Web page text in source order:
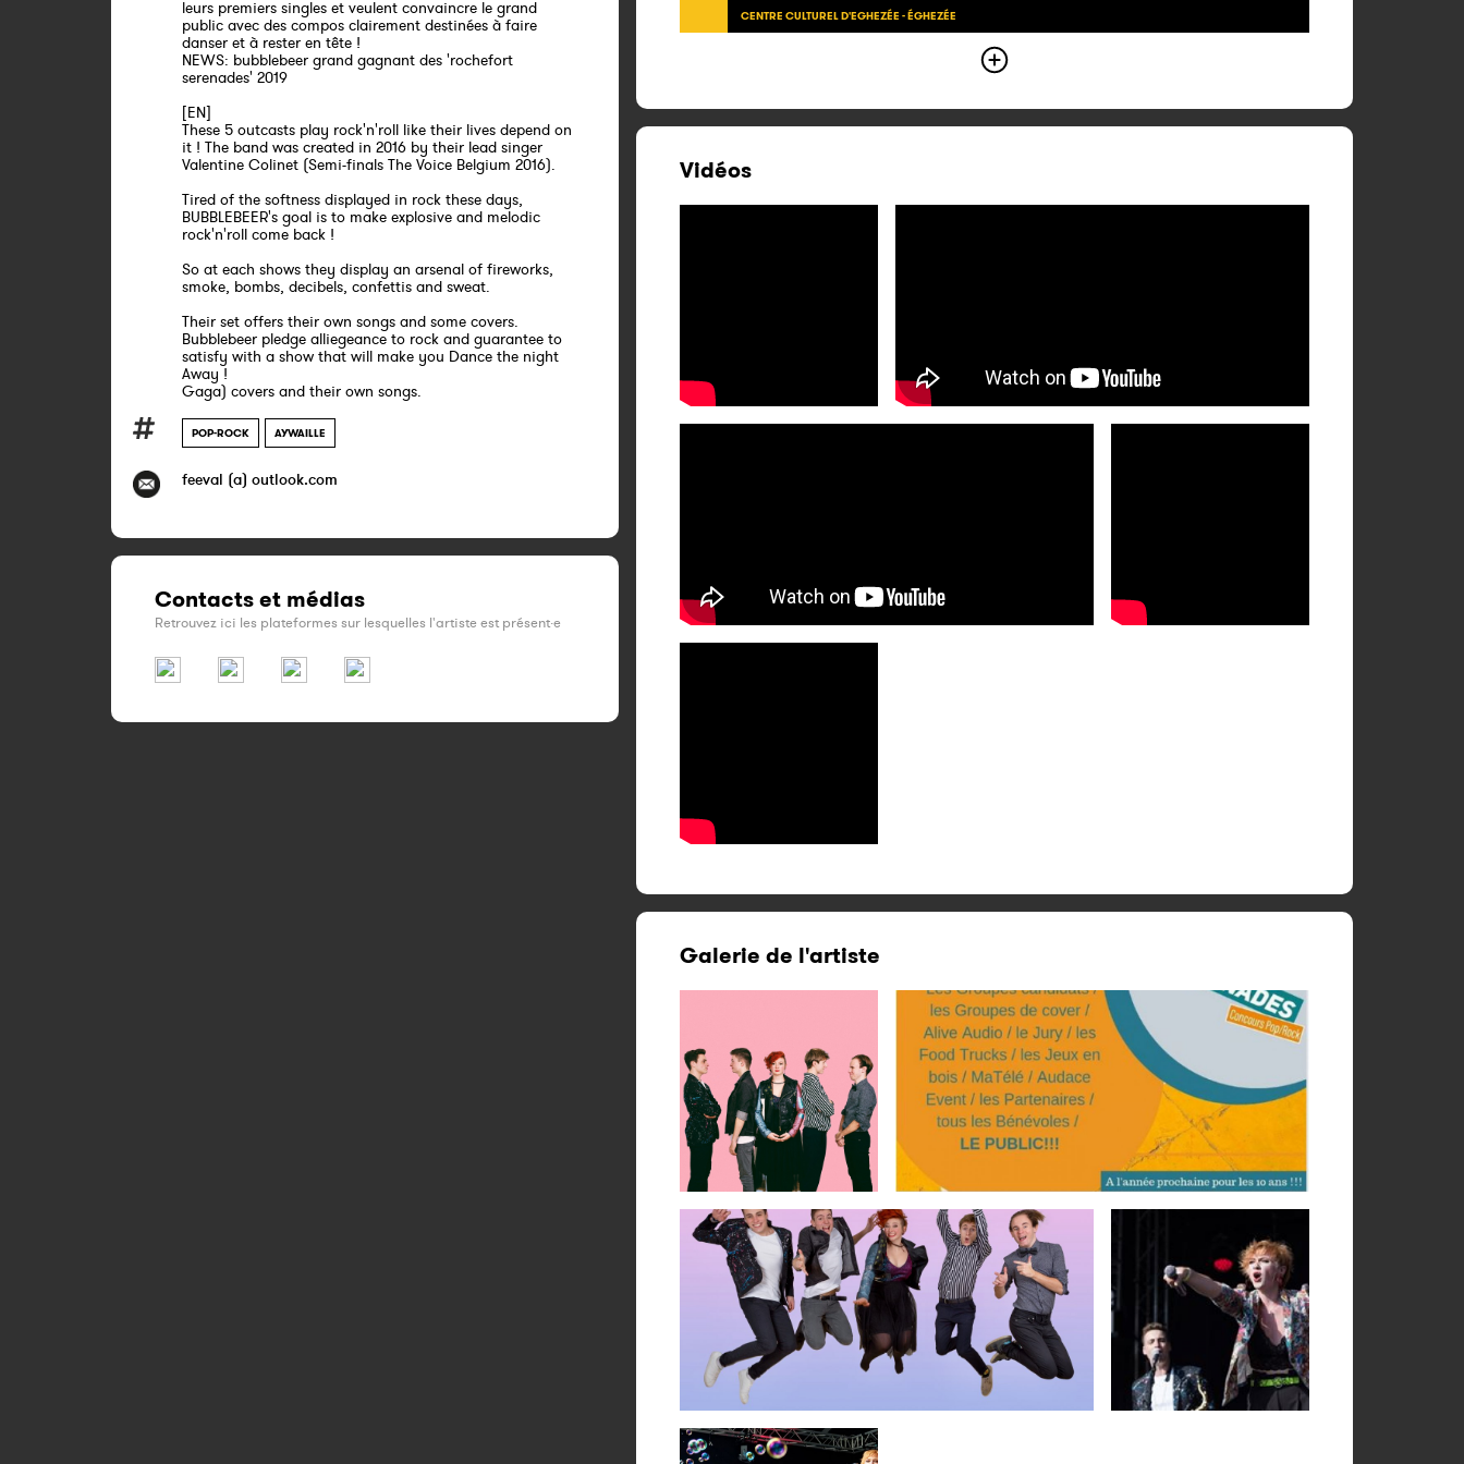
leurs premiers singles et veulent convaincre le grand
public avec des compos clairement destinées à faire
danser et à rester en tête !
NEWS: bubblebeer grand gagnant des 'rochefort
serenades' 2019
[EN]
These 5 outcasts play rock'n'roll like their lives depend on
it ! The band was created in 2016 by their lead singer
Valentine Colinet (Semi-finals The Voice Belgium 2016).
Tired of the softness displayed in rock these days,
BUBBLEBEER's goal is to make explosive and melodic
rock'n'roll come back !
So at each shows they display an arsenal of fireworks,
smoke, bombs, decibels, confettis and sweat.
Their set offers their own songs and some covers.
Bubblebeer pledge alliegeance to rock and guarantee to
satisfy with a show that will make you Dance the night
Away !
Gaga) covers and their own songs.
POP-ROCK AYWAILLE
feeval (a) outlook.com
Contacts et médias
Retrouvez ici les plateformes sur lesquelles l'artiste est présent·e
CENTRE CULTUREL D'EGHEZÉE - ÉGHEZÉE
Vidéos
Galerie de l'artiste